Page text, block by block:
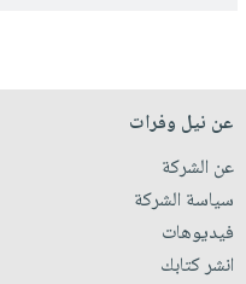
عن نيل وفرات
عن الشركة
سياسة الشركة
فيديوهات
انشر كتابك